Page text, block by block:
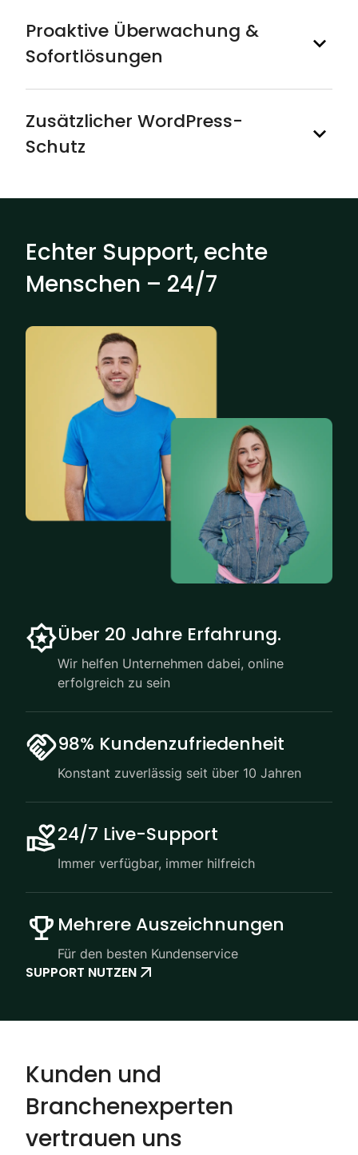
Proaktive Überwachung &
Sofortlösungen
Zusätzlicher WordPress-
Schutz
Echter Support, echte
Menschen – 24/7
Über 20 Jahre Erfahrung.
Wir helfen Unternehmen dabei, online
erfolgreich zu sein
98% Kundenzufriedenheit
Konstant zuverlässig seit über 10 Jahren
24/7 Live-Support
Immer verfügbar, immer hilfreich
Mehrere Auszeichnungen
Für den besten Kundenservice
SUPPORT NUTZEN
Kunden und
Branchenexperten
vertrauen uns